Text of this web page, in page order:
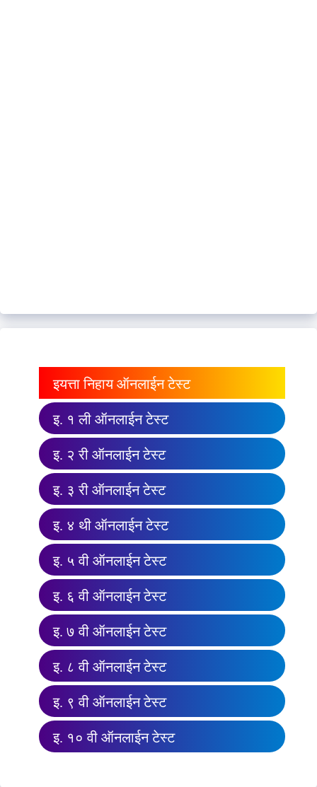
इयत्ता निहाय ऑनलाईन टेस्ट
इ. १ ली ऑनलाईन टेस्ट
इ. २ री ऑनलाईन टेस्ट
इ. ३ री ऑनलाईन टेस्ट
इ. ४ थी ऑनलाईन टेस्ट
इ. ५ वी ऑनलाईन टेस्ट
इ. ६ वी ऑनलाईन टेस्ट
इ. ७ वी ऑनलाईन टेस्ट
इ. ८ वी ऑनलाईन टेस्ट
इ. ९ वी ऑनलाईन टेस्ट
इ. १० वी ऑनलाईन टेस्ट